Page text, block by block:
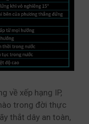
về xếp hạng IP,
trong đời thực
thắt dây an toàn,